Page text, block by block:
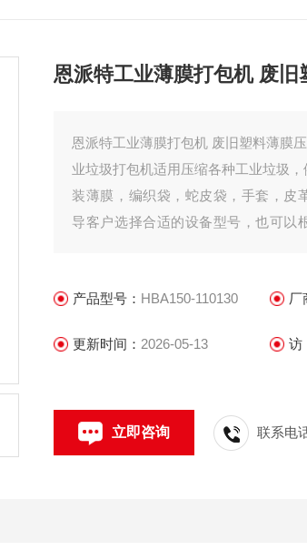
恩派特工业薄膜打包机 废旧
恩派特工业薄膜打包机 废旧塑料薄膜压缩机 HBA-系列型
业垃圾打包机适用压缩各种工业垃圾
装薄膜，编织袋，蛇皮袋，手套，皮
导客户选择合适的设备型号，也可以
产品型号： HBA150-110130 厂
更新时间： 2026-05-13 访
立即咨询 联系电